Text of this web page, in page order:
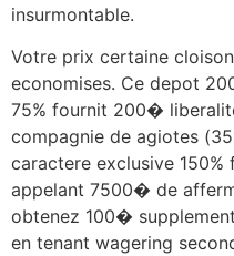
insurmontable.
Votre prix certaine
economises. Ce depot
75% fournit 200�
compagnie de agiotes
caractere exclusive
appelant 7500� de
obtenez 100�
en tenant wagering